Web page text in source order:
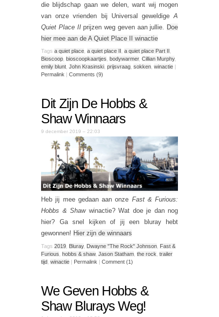
die blijdschap gaan we delen, want wij mogen
van onze vrienden bij Universal geweldige A
Quiet Place IIprijzen weg geven aan jullie. Doe
hier mee aan de A Quiet Place II winactie
Tags a quiet place a quiet place II a quiet place Part II
Bioscoop bioscoopkaartjes bodywarmer, Cillian Murphy,
emily blunt John Krasinski prijsvraag sokken winactie |
Permalink | Comments (9)
Dit Zijn De Hobbs &
Shaw Winnaars
9 december 2019 – 22:03
Heb jij mee gedaan aan onze Fast & Furious:
Hobbs & Shawwinactie? Wat doe je dan nog
hier? Ga snel kijken of jij een bluray hebt
gewonnen! Hier zijn de winnaars
Tags 2019 Bluray, Dwayne "The Rock" Johnson Fast &
Furious hobbs & shaw, Jason Statham the rock trailer
tijd winactie | Permalink | Comment (1)
We Geven Hobbs &
Shaw Blurays Weg!